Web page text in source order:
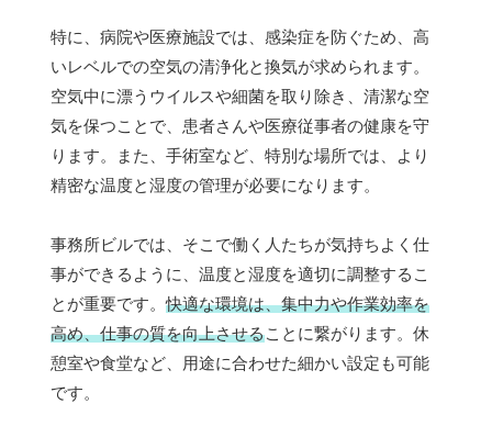
特に、病院や医療施設では、感染症を防ぐため、高
いレベルでの空気の清浄化と換気が求められます。
空気中に漂うウイルスや細菌を取り除き、清潔な空
気を保つことで、患者さんや医療従事者の健康を守
ります。また、手術室など、特別な場所では、より
精密な温度と湿度の管理が必要になります。
事務所ビルでは、そこで働く人たちが気持ちよく仕
事ができるように、温度と湿度を適切に調整するこ
とが重要です。快適な環境は、集中力や作業効率を
高め、仕事の質を向上させることに繋がります。休
憩室や食堂など、用途に合わせた細かい設定も可能
です。